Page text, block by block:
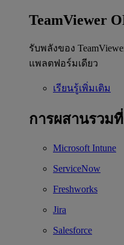
TeamViewer
รับพลังของ
แพลตฟอร์มเดียว
เรียนรู้เพิ่มเติม
การผสานรวม
Microsoft Intune
ServiceNow
Freshworks
Jira
Salesforce